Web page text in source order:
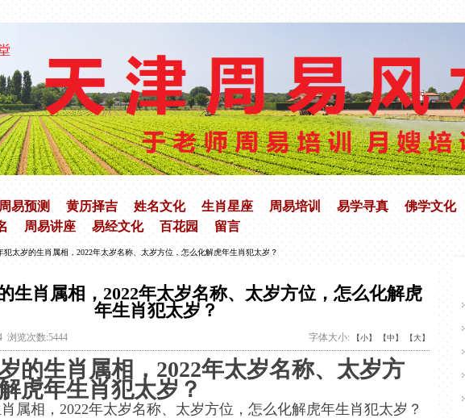
周易预测 黄历择吉 姓名文化 生肖星座 周易培训 易学寻真 佛学文化
周易讲座 易经文化 百花园 留言
犯太岁的生肖属相，2022年太岁名称、太岁方位，怎么化解虎年生肖犯太岁？
生肖属相，2022年太岁名称、太岁方位，怎么化解虎
年生肖犯太岁？
浏览次数:5444 字体大小: 【小】 【中】 【大】
的生肖属相，2022年太岁名称、太岁方
虎年生肖犯太岁？
属相，2022年太岁名称、太岁方位，怎么化解虎年生肖犯太岁？